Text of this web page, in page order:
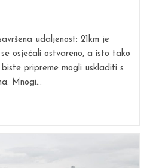
udaljenost: 21km je
osjećali ostvareno, a isto tako
pripreme mogli uskladiti s
Mnogi…